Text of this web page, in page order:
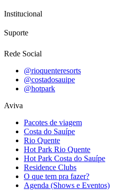
Institucional
Suporte
Rede Social
@rioquenteresorts
@costadosauipe
@hotpark
Aviva
Pacotes de viagem
Costa do Sauípe
Rio Quente
Hot Park Rio Quente
Hot Park Costa do Sauípe
Residence Clubs
O que tem pra fazer?
Agenda (Shows e Eventos)